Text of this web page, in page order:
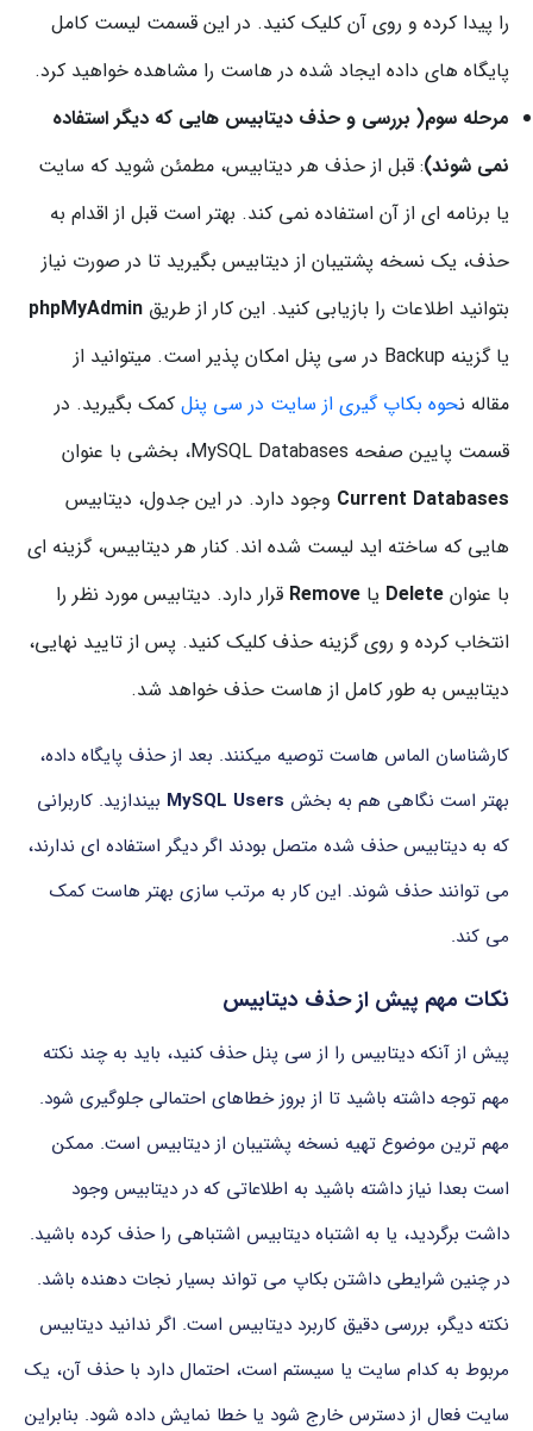
را پیدا کرده و روی آن کلیک کنید. در این قسمت لیست کامل
پایگاه های داده ایجاد شده در هاست را مشاهده خواهید کرد.
مرحله سوم( بررسی و حذف دیتابیس هایی که دیگر استفاده
نمی شوند): قبل از حذف هر دیتابیس، مطمئن شوید که سایت
یا برنامه ای از آن استفاده نمی کند. بهتر است قبل از اقدام به
حذف، یک نسخه پشتیبان از دیتابیس بگیرید تا در صورت نیاز
بتوانید اطلاعات را بازیابی کنید. این کار از طریق phpMyAdmin
یاگزینه Backup در سی پنل امکان پذیر است. میتوانید از
مقاله نحوه بکاپ گیری از سایت در سی پنل کمک بگیرید. در
قسمت پایین صفحه MySQL Databases، بخشی با عنوان
Current Databases وجود دارد. در این جدول، دیتابیس
هایی که ساخته اید لیست شده اند. کنار هر دیتابیس،گزینه ای
با عنوان Delete یا Remove قرار دارد. دیتابیس مورد نظر را
انتخاب کرده و رویگزینه حذف کلیک کنید. پس از تایید نهایی،
دیتابیس به طور کامل از هاست حذف خواهد شد.
کارشناسان الماس هاست توصیه میکنند. بعد ازحذف پایگاه داده،
بهتر است نگاهی هم به بخش MySQL Users بیندازید. کاربرانی
که به دیتابیسحذف شده متصل بودند اگر دیگر استفاده ای ندارند،
می توانندحذف شوند. این کار به مرتب سازی بهتر هاست کمک
می کند.
نکات مهم پیش ازحذف دیتابیس
پیش از آنکه دیتابیس را از سی پنلحذف کنید، باید بهچند نکته
مهم توجه داشته باشید تا از بروزخطاهای احتمالیجلوگیری شود.
مهم ترین موضوع تهیه نسخه پشتیبان از دیتابیس است. ممکن
است بعدا نیاز داشته باشید به اطلاعاتی که در دیتابیس وجود
داشت برگردید، یا به اشتباه دیتابیس اشتباهی راحذف کرده باشید.
درچنین شرایطی داشتن بکاپ می تواند بسیار نجات دهنده باشد.
نکته دیگر، بررسی دقیق کاربرد دیتابیس است. اگر ندانید دیتابیس
مربوط به کدام سایت یا سیستم است، احتمال دارد باحذف آن، یک
سایت فعال از دسترسخارج شود یاخطا نمایش داده شود. بنابراین